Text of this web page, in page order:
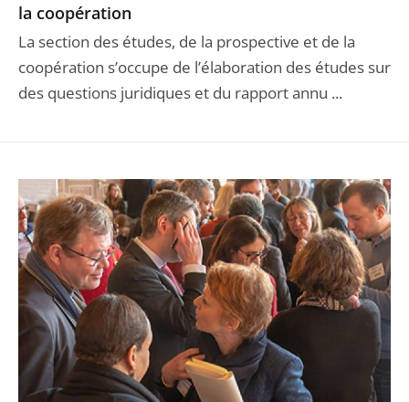
la coopération
La section des études, de la prospective et de la
coopération s’occupe de l’élaboration des études sur
des questions juridiques et du rapport annu ...